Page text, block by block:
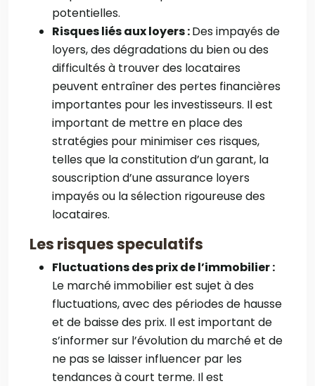
potentielles.
Risques liés aux loyers :Des impayés de
loyers, des dégradations du bien ou des
difficultés à trouver des locataires
peuvent entraîner des pertes financières
importantes pour les investisseurs. Il est
important de mettre en place des
stratégies pour minimiser ces risques,
telles que la constitution d’un garant, la
souscription d’une assurance loyers
impayés ou la sélection rigoureuse des
locataires.
Les risques speculatifs
Fluctuations des prix de l’immobilier :
Le marché immobilier est sujet à des
fluctuations, avec des périodes de hausse
et de baisse des prix. Il est important de
s’informer sur l’évolution du marché et de
ne pas se laisser influencer par les
tendances à court terme. Il est